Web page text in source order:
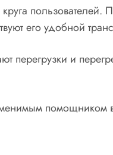
пользователей.
его удобной
перегрузки и